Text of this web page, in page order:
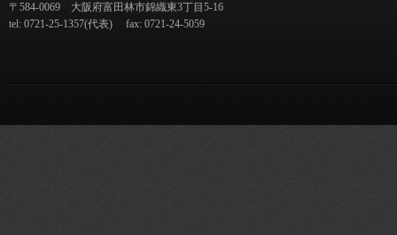
〒584-0069 大阪府富田林市錦織東3丁目5-16
tel: 0721-25-1357(代表) fax: 0721-24-5059